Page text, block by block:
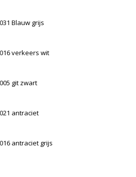
Blauw grijs
verkeers wit
git zwart
antraciet
antraciet grijs